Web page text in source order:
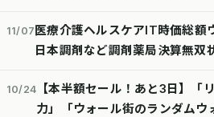
11/07医療介護ヘルスケアIT時価総額
日本調剤など調剤薬局決算無双
10/24
【本半額セール！あと3日】「
力」「ウォール街のランダムウ